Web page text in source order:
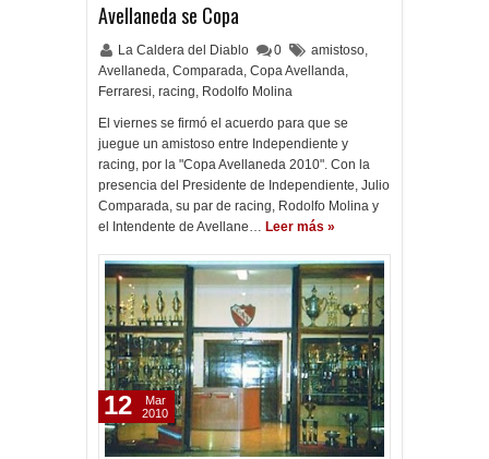
Avellaneda se Copa
La Caldera del Diablo 0 amistoso,
Avellaneda, Comparada, Copa Avellanda,
Ferraresi, racing, Rodolfo Molina
El viernes se firmó el acuerdo para que se
juegue un amistoso entre Independiente y
racing, por la "Copa Avellaneda 2010". Con la
presencia del Presidente de Independiente, Julio
Comparada, su par de racing, Rodolfo Molina y
el Intendente de Avellane… Leer más »
12
Mar
2010